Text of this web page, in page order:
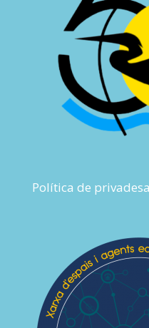
Política de privadesa